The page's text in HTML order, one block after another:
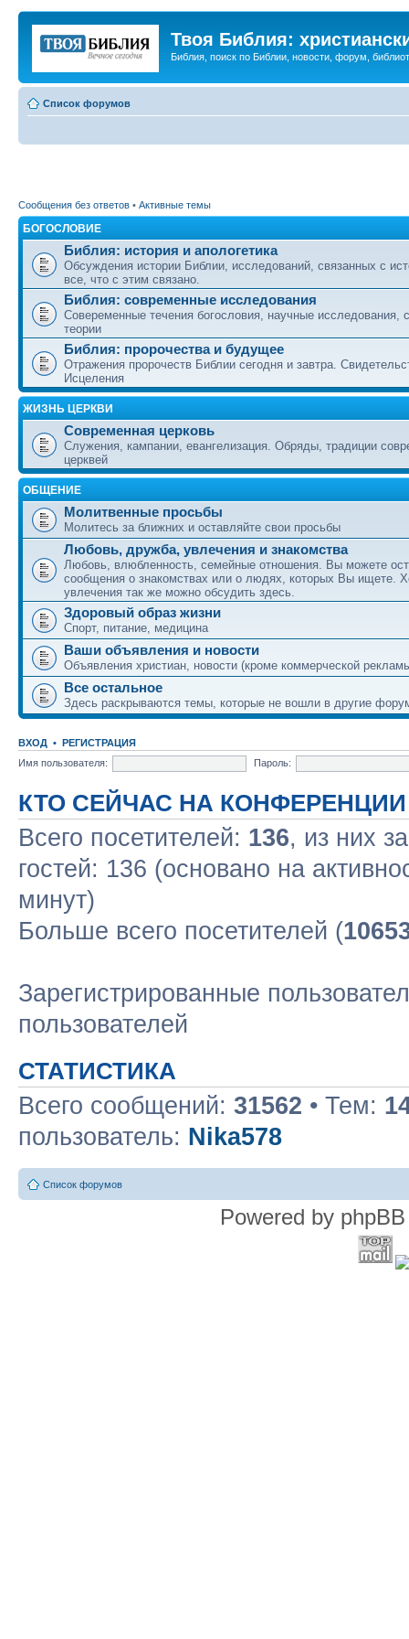
Твоя Библия:
Библия, поиск по Библии, новости, форум,
Список форумов
Сообщения без ответов • Активные темы
БОГОСЛОВИЕ
Библия: история и апологетика
Обсуждения истории Библии, исследований, связанных с
все, что с этим связано.
Библия: современные исследования
Совеременные течения богословия, научные исследования,
теории
Библия: пророчества и будущее
Отражения пророчеств Библии сегодня и завтра.
Исцеления
ЖИЗНЬ ЦЕРКВИ
Современная церковь
Служения, кампании, евангелизация. Обряды, традиции
церквей
ОБЩЕНИЕ
Молитвенные просьбы
Молитесь за ближних и оставляйте свои просьбы
Любовь, дружба, увлечения и знакомства
Любовь, влюбленность, семейные отношения. Вы можете
сообщения о знакомствах или о людях, которых Вы ищете.
увлечения так же можно обсудить здесь.
Здоровый образ жизни
Спорт, питание, медицина
Ваши объявления и новости
Объявления христиан, новости (кроме коммерческой
Все остальное
Здесь раскрываются темы, которые не вошли в другие
ВХОД • РЕГИСТРАЦИЯ
Имя пользователя:
Пароль:
КТО СЕЙЧАС НА КОНФЕРЕНЦИИ
Всего посетителей: 136, из них
гостей: 136 (основано на
минут)
Больше всего посетителей (
Зарегистрированные
пользователей
СТАТИСТИКА
Всего сообщений: 31562 • Тем:
пользователь: Nika578
Список форумов
Powered by